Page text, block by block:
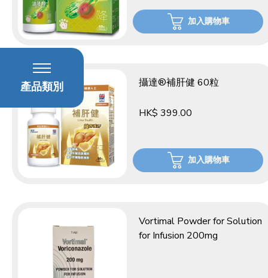
加入購物車
攝達®補肝健 60粒
HK$ 399.00
加入購物車
Vortimal Powder for Solution
for Infusion 200mg
產品類別